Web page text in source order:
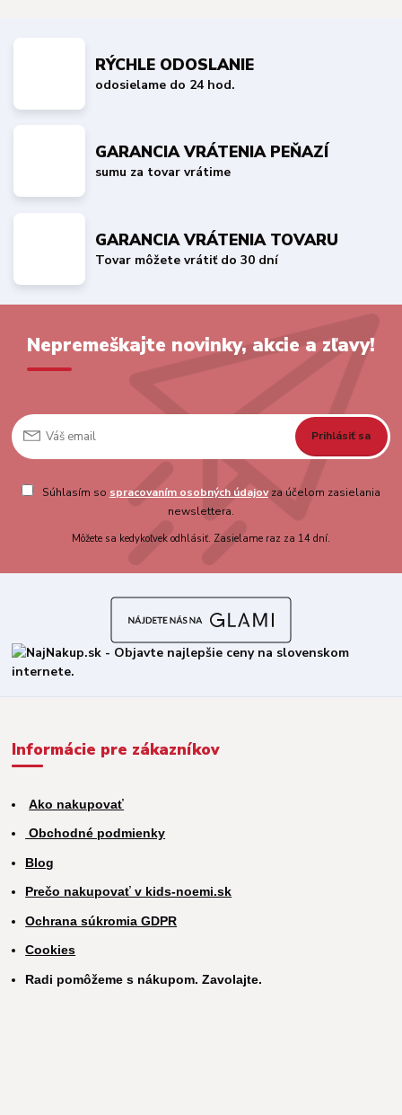
RÝCHLE ODOSLANIE
odosielame do 24 hod.
GARANCIA VRÁTENIA PEŇAZÍ
sumu za tovar vrátime
GARANCIA VRÁTENIA TOVARU
Tovar môžete vrátiť do 30 dní
Nepremeškajte novinky, akcie a zľavy!
Prihlásiť sa
Súhlasím so spracovaním osobných údajovza účelom zasielania
newslettera.
Môžete sa kedykoľvek odhlásiť. Zasielame raz za 14 dní.
Informácie pre zákazníkov
Ako nakupovať
Obchodné podmienky
Blog
Prečo nakupovať v kids-noemi.sk
Ochrana súkromia GDPR
Cookies
Radi pomôžeme s nákupom. Zavolajte.